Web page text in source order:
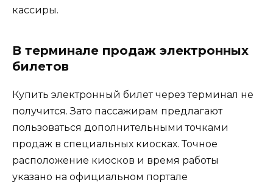
кассиры.
В терминале продаж электронных
билетов
Купить электронный билет через терминал не
получится. Зато пассажирам предлагают
пользоваться дополнительными точками
продаж в специальных киосках. Точное
расположение киосков и время работы
указано на официальном портале